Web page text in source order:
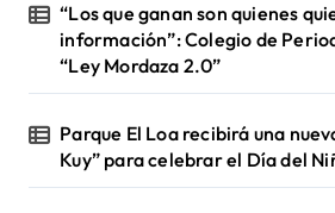
“Los que ganan son quienes
información”: Colegio de
“Ley Mordaza 2.0”
Parque El Loa recibirá una
Kuy” para celebrar el Día del